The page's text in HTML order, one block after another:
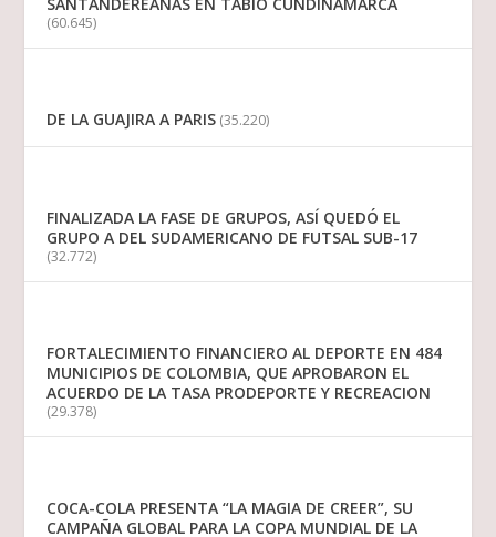
(60.645)
DE LA GUAJIRA A PARIS (35.220)
FINALIZADA LA FASE DE GRUPOS, ASÍ QUEDÓ EL
GRUPO A DEL SUDAMERICANO DE FUTSAL SUB-17
(32.772)
FORTALECIMIENTO FINANCIERO AL DEPORTE EN 484
MUNICIPIOS DE COLOMBIA, QUE APROBARON EL
ACUERDO DE LA TASA PRODEPORTE Y RECREACION
(29.378)
COCA-COLA PRESENTA “LA MAGIA DE CREER”, SU
CAMPAÑA GLOBAL PARA LA COPA MUNDIAL DE LA